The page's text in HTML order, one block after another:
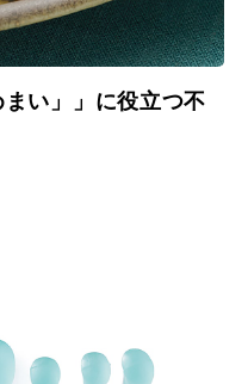
まい」」に役立つ不